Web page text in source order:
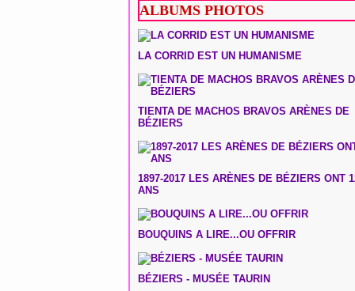
ALBUMS PHOTOS
LA CORRID EST UN HUMANISME
TIENTA DE MACHOS BRAVOS ARÈNES DE
BÉZIERS
1897-2017 LES ARÈNES DE BÉZIERS ONT
ANS
BOUQUINS A LIRE...OU OFFRIR
BÉZIERS - MUSÉE TAURIN